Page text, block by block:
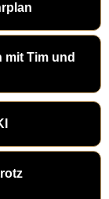
mit Tim und